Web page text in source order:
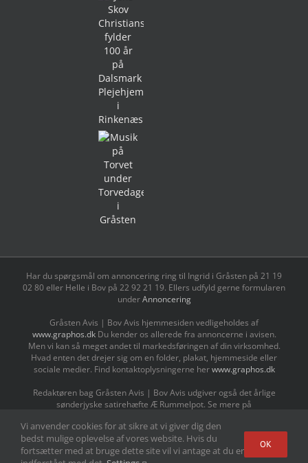
Har du spørgsmål om annoncering ring til Ingrid i Gråsten på 21 19
02 80 ‬eller Helle i Bov på 22 92 21 19‬. Ellers udfyld gerne formularen
underAnnoncering
Gråsten Avis | Bov Avis hjemmesiden vedligeholdes af
www.graphos.dk Du kender os allerede fra annoncerne i avisen.
Men vi kan så meget andet til markedsføringen af din virksomhed.
Hvad enten det drejer sig om en folder, plakat, hjemmeside eller
sociale medier. Find kontaktoplysningerne herwww.graphos.dk
Redaktøren bag Gråsten Avis | Bov Avis udgiver også det årlige
sønderjyske satirehæfte Æ Rummelpot. Se mere på
FacebookFacebookFacebookFacebookInstagram
InstagramInstagramLinkedIn
Vi anvender cookies for at sikre at vi giver dig den
bedst mulige oplevelse af vores website. Hvis du
fortsætter med at bruge dette site vil vi antage at du er
OK